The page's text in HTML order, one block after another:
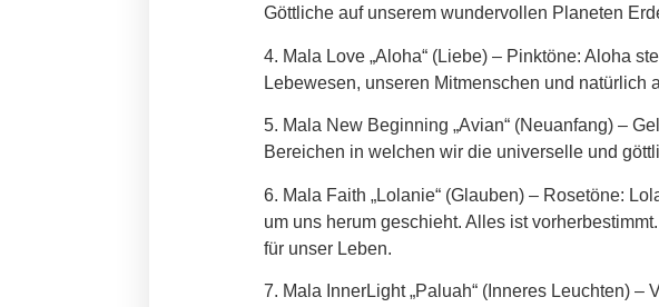
Göttliche auf unserem wundervollen Planeten
4. Mala Love „Aloha“ (Liebe) – Pinktöne: Aloha
Lebewesen, unseren Mitmenschen und natürlich
5. Mala New Beginning „Avian“ (Neuanfang) –
Bereichen in welchen wir die universelle und
6. Mala Faith „Lolanie“ (Glauben) – Rosetöne:
um uns herum geschieht. Alles ist
für unser Leben.
7. Mala InnerLight „Paluah“ (Inneres Leuchten) –